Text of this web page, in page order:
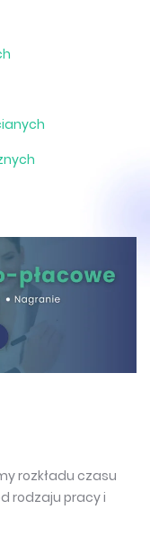
rozkładu czasu
rodzaju pracy i